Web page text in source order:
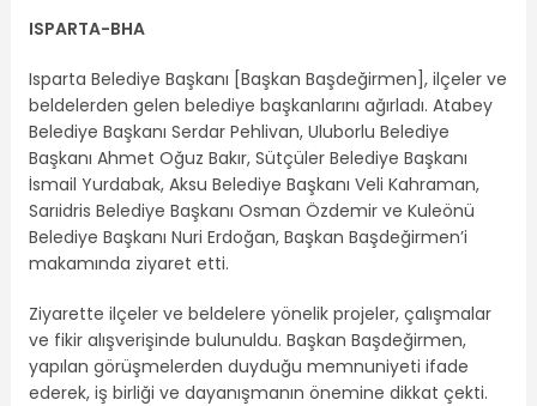
ISPARTA-BHA
Isparta Belediye Başkanı [Başkan Başdeğirmen], ilçeler ve
beldelerden gelen belediye başkanlarını ağırladı. Atabey
Belediye Başkanı Serdar Pehlivan, Uluborlu Belediye
Başkanı Ahmet Oğuz Bakır, Sütçüler Belediye Başkanı
İsmail Yurdabak, Aksu Belediye Başkanı Veli Kahraman,
Sarıidris Belediye Başkanı Osman Özdemir ve Kuleönü
Belediye Başkanı Nuri Erdoğan, Başkan Başdeğirmen’i
makamında ziyaret etti.
Ziyarette ilçeler ve beldelere yönelik projeler, çalışmalar
ve fikir alışverişinde bulunuldu. Başkan Başdeğirmen,
yapılan görüşmelerden duyduğu memnuniyeti ifade
ederek, iş birliği ve dayanışmanın önemine dikkat çekti.